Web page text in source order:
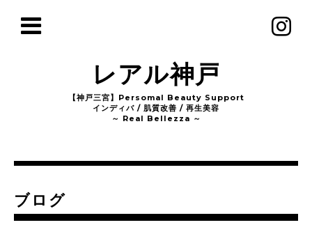
レアル神戸
【神戸三宮】Persomal Beauty Support
インディバ / 肌質改善 / 再生美容
～ Real Bellezza ～
ブログ